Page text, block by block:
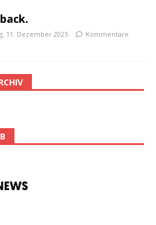
11. Dezember 2025
Kommentare